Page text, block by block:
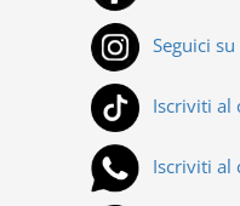
Seguici
Iscriviti al
Iscriviti al